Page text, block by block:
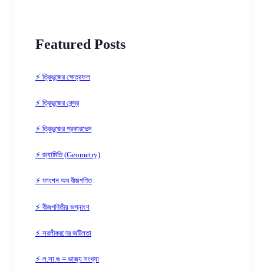
Featured Posts
⚡ ত্রিভুজের ক্ষেত্রফল
⚡ ত্রিভুজের কেন্দ্র
⚡ ত্রিভুজের প্রকারভেদ
⚡ জ্যামিতি (Geometry)
⚡ ফাংশন অব বীজগণিত
⚡ বীজগণিতীয় ভগ্নাংশ
⚡ সরলীকরণের জটিলতা
⚡ ল.সা.গু = ভাজ্য সংখ্যা